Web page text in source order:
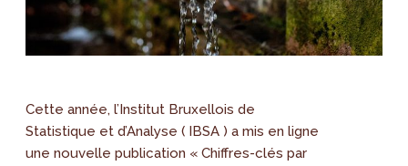
Cette année, l’Institut Bruxellois de
Statistique et d’Analyse ( IBSA ) a mis en ligne
une nouvelle publication « Chiffres-clés par